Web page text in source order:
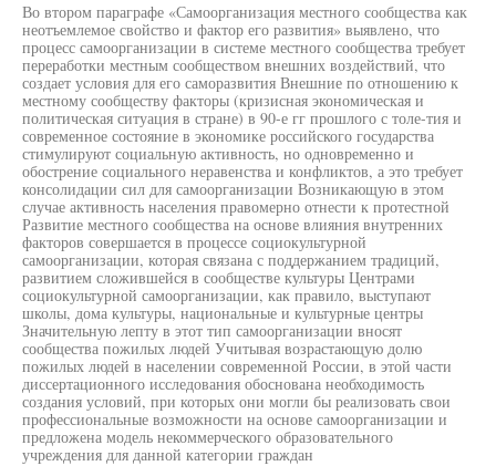
Во втором параграфе «Самоорганизация местного сообщества как
неотъемлемое свойство и фактор его развития» выявлено, что
процесс самоорганизации в системе местного сообщества требует
переработки местным сообществом внешних воздействий, что
создает условия для его саморазвития Внешние по отношению к
местному сообществу факторы (кризисная экономическая и
политическая ситуация в стране) в 90-е гг прошлого с толе-тия и
современное состояние в экономике российского государства
стимулируют социальную активность, но одновременно и
обострение социального неравенства и конфликтов, а это требует
консолидации сил для самоорганизации Возникающую в этом
случае активность населения правомерно отнести к протестной
Развитие местного сообщества на основе влияния внутренних
факторов совершается в процессе социокультурной
самоорганизации, которая связана с поддержанием традиций,
развитием сложившейся в сообществе культуры Центрами
социокультурной самоорганизации, как правило, выступают
школы, дома культуры, национальные и культурные центры
Значительную лепту в этот тип самоорганизации вносят
сообщества пожилых людей Учитывая возрастающую долю
пожилых людей в населении современной России, в этой части
диссертационного исследования обоснована необходимость
создания условий, при которых они могли бы реализовать свои
профессиональные возможности на основе самоорганизации и
предложена модель некоммерческого образовательного
учреждения для данной категории граждан